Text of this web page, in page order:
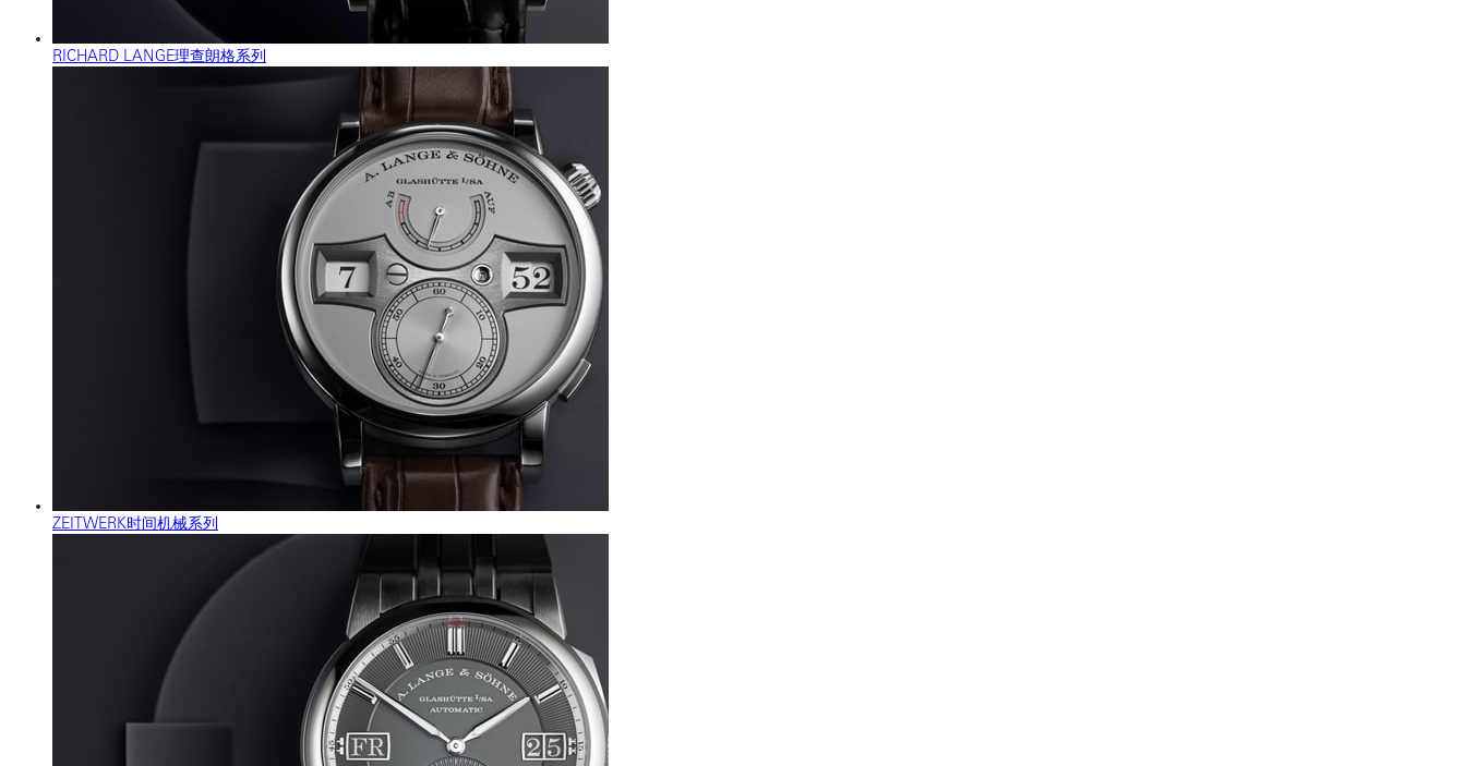
RICHARD LANGE理查朗格系列
ZEITWERK时间机械系列